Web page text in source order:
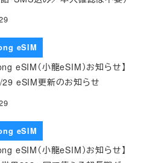
eSIM
eSIM（小龍eSIM）お知らせ】
eSIM更新のお知らせ
eSIM
eSIM（小龍eSIM）お知らせ】